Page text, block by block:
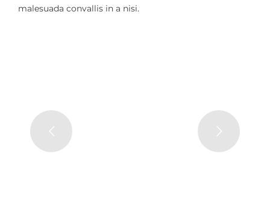
malesuada convallis in a nisi.